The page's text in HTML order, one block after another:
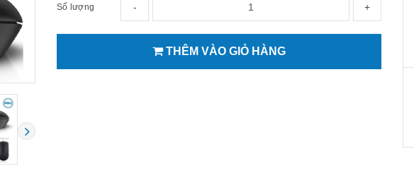
Số lượng - +
THÊM VÀO GIỎ HÀNG